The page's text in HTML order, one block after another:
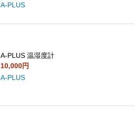
A-PLUS
A-PLUS 温湿度計
10,000円
A-PLUS